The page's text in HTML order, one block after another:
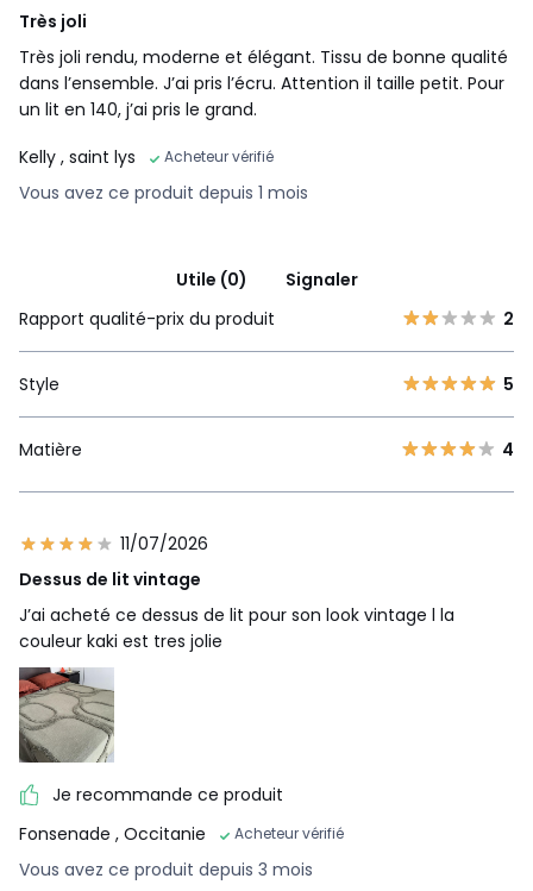
Très joli
Très joli rendu, moderne et élégant. Tissu de bonne qualité
dans l’ensemble. J’ai pris l’écru. Attention il taille petit. Pour
un lit en 140, j’ai pris le grand.
Kelly , saint lys Acheteur vérifié
Vous avez ce produit depuis 1 mois
Utile (0)
Signaler
Rapport qualité-prix du produit
2
Style 5
Matière 4
11/07/2026
Dessus de lit vintage
J’ai acheté ce dessus de lit pour son look vintage l la
couleur kaki est tres jolie
Je recommande ce produit
Fonsenade , Occitanie Acheteur vérifié
Vous avez ce produit depuis 3 mois